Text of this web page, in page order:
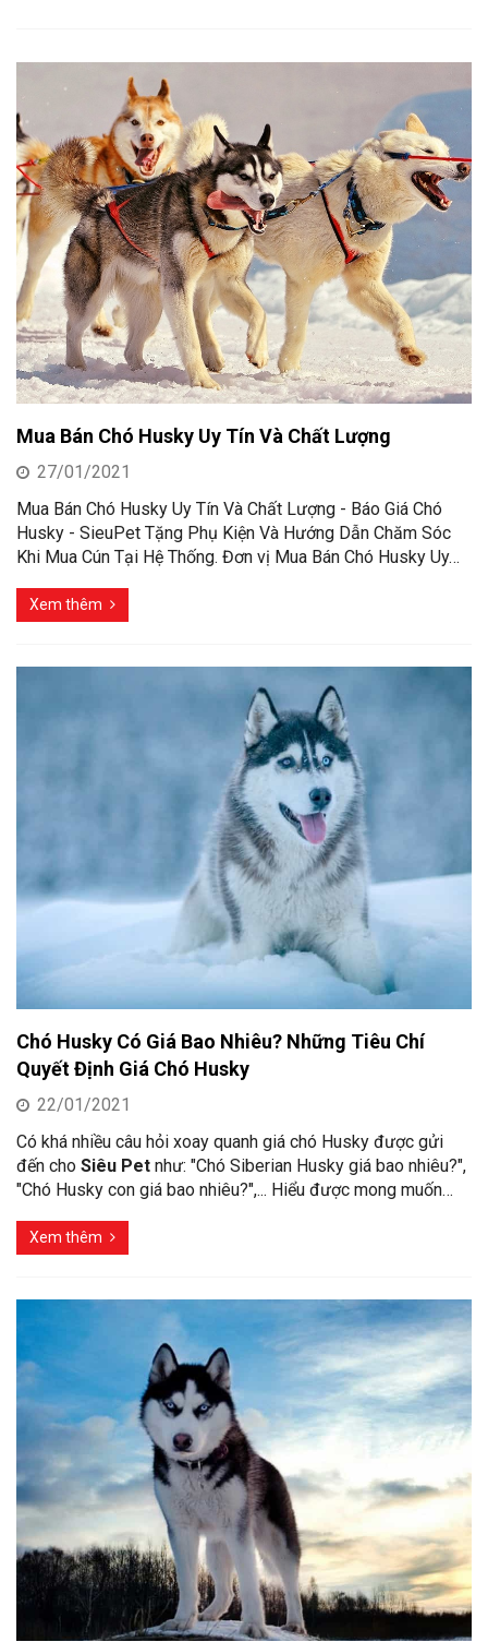
Mua Bán Chó Husky Uy Tín Và Chất Lượng
27/01/2021
Mua Bán Chó Husky Uy Tín Và Chất Lượng - Báo Giá Chó
Husky - SieuPet Tặng Phụ Kiện Và Hướng Dẫn Chăm Sóc
Khi Mua Cún Tại Hệ Thống. Đơn vị Mua Bán Chó Husky Uy…
Xem thêm
Chó Husky Có Giá Bao Nhiêu? Những Tiêu Chí
Quyết Định Giá Chó Husky
22/01/2021
Có khá nhiều câu hỏi xoay quanh giá chó Husky được gửi
đến cho Siêu Pet như: "Chó Siberian Husky giá bao nhiêu?",
"Chó Husky con giá bao nhiêu?",... Hiểu được mong muốn…
Xem thêm